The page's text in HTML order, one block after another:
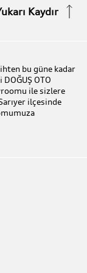
Kaydır
bu güne kadar
OTO
ile sizlere
ilçesinde